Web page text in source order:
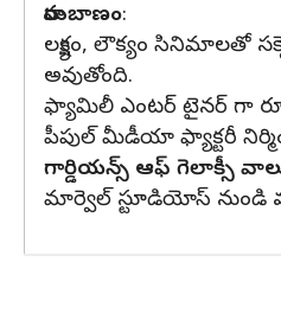
రామబాణం:
లక్ష్యం, లౌక్యం సినిమాలతో
అవుతోంది.
ఫ్యామిలీ ఎంటర్ టైనర్ గా
పీపుల్ మీడీయా ఫ్యాక్టరీ
గార్డియన్స్ ఆఫ్ గెలాక్సీ
మార్వెల్ స్టూడియోస్ నుండి